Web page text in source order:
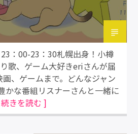
23：00-23：30札幌出身！小樽
歌、ゲーム大好きeriさんが届
、ゲームまで。どんなジャン
かな番組リスナーさんと一緒に
きを読む ]